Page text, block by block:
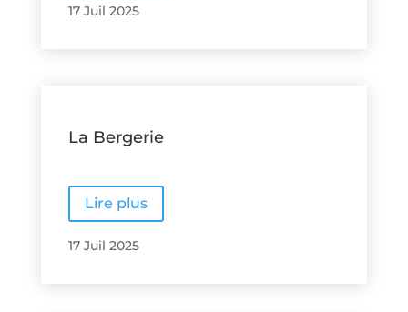
17 Juil 2025
La Bergerie
Lire plus
17 Juil 2025